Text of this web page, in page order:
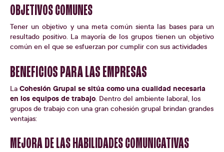
OBJETIVOS COMUNES
Tener un objetivo y una meta común sienta las bases para un
resultado positivo. La mayoría de los grupos tienen un objetivo
común en el que se esfuerzan por cumplir con sus actividades
BENEFICIOS PARA LAS EMPRESAS
La Cohesión Grupal se sitúa como una cualidad necesaria
en los equipos de trabajo. Dentro del ambiente laboral, los
grupos de trabajo con una gran cohesión grupal brindan grandes
ventajas:
MEJORA DE LAS HABILIDADES COMUNICATIVAS